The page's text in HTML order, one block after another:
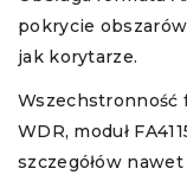
pokrycie
jak korytarze.
Wszechstronność
WDR, moduł
szczegółów